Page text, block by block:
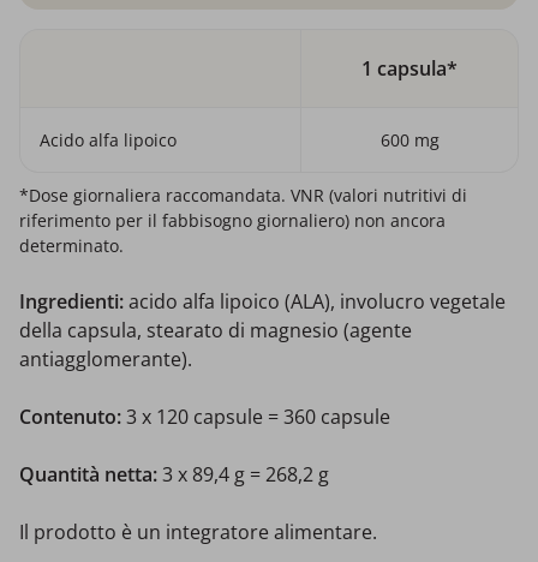
1 capsula*
Acido alfa lipoico 600 mg
*Dose giornaliera raccomandata. VNR (valori nutritivi di
riferimento per il fabbisogno giornaliero) non ancora
determinato.
Ingredienti:acido alfa lipoico (ALA), involucro vegetale
della capsula, stearato di magnesio (agente
antiagglomerante).
Contenuto:3 x 120 capsule = 360 capsule
Quantità netta:3 x 89,4 g = 268,2 g
Il prodotto è un integratore alimentare.